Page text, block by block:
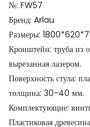
№: FW57
Бренд: Arlau
Размеры:
Кронштейн: труба из
вырезанная лазером.
Поверхность стула:
толщина: 30-40 мм.
Комплектующие:
Пластиковая